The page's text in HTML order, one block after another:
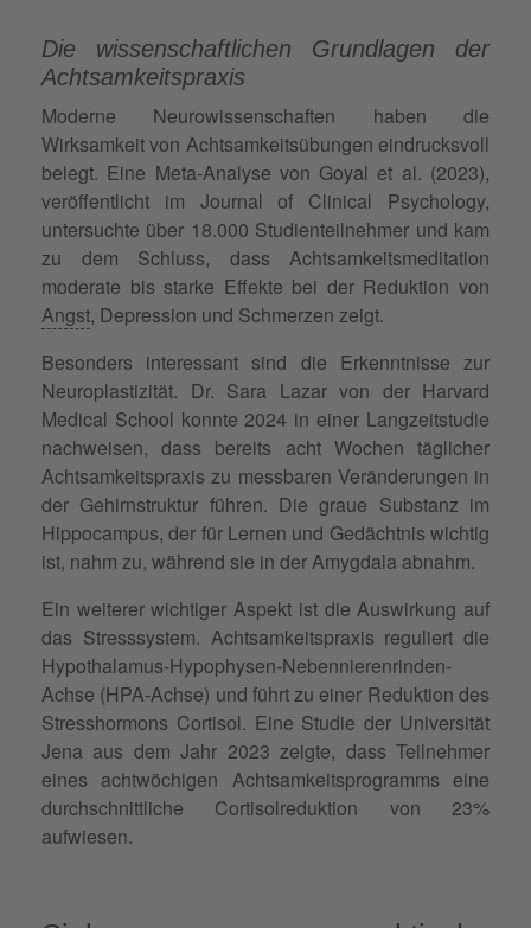
Die wissenschaftlichen Grundlagen der
Achtsamkeitspraxis
Moderne Neurowissenschaften haben die
Wirksamkeit von Achtsamkeitsübungen eindrucksvoll
belegt. Eine Meta-Analyse von Goyal et al. (2023),
veröffentlicht im Journal of Clinical Psychology,
untersuchte über 18.000 Studienteilnehmer und kam
zu dem Schluss, dass Achtsamkeitsmeditation
moderate bis starke Effekte bei der Reduktion von
Angst, Depression und Schmerzen zeigt.
Besonders interessant sind die Erkenntnisse zur
Neuroplastizität. Dr. Sara Lazar von der Harvard
Medical School konnte 2024 in einer Langzeitstudie
nachweisen, dass bereits acht Wochen täglicher
Achtsamkeitspraxis zu messbaren Veränderungen in
der Gehirnstruktur führen. Die graue Substanz im
Hippocampus, der für Lernen und Gedächtnis wichtig
ist, nahm zu, während sie in der Amygdala abnahm.
Ein weiterer wichtiger Aspekt ist die Auswirkung auf
das Stresssystem. Achtsamkeitspraxis reguliert die
Hypothalamus-Hypophysen-Nebennierenrinden-
Achse (HPA-Achse) und führt zu einer Reduktion des
Stresshormons Cortisol. Eine Studie der Universität
Jena aus dem Jahr 2023 zeigte, dass Teilnehmer
eines achtwöchigen Achtsamkeitsprogramms eine
durchschnittliche Cortisolreduktion von 23%
aufwiesen.